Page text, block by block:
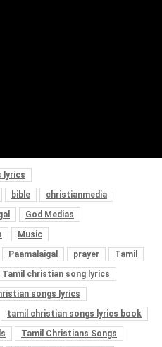
lyrics
bible
christianmedia
God Medias
Music
Paamalaigal prayer
Tamil
Tamil christian song lyrics
songs lyrics
tamil christian songs lyrics book
Tamil Christians Songs